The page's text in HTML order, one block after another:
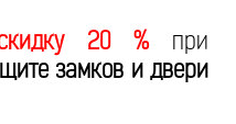
20 % при
замков и двери